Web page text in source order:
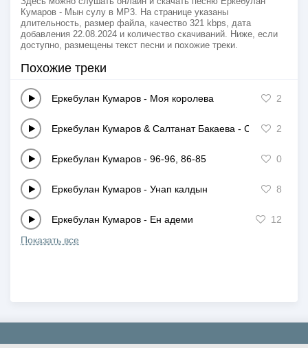
Кумаров - Мын сулу в MP3. На странице указаны
длительность, размер файла, качество 321 kbps, дата
добавления 22.08.2024 и количество скачиваний. Ниже, если
доступно, размещены текст песни и похожие треки.
Похожие треки
Еркебулан Кумаров - Моя королева 2
Еркебулан Кумаров & Салтанат Бакаева - Сеним 2
Еркебулан Кумаров - 96-96, 86-85 0
Еркебулан Кумаров - Унап калдын 8
Еркебулан Кумаров - Ен адеми
12
Показать все
Copyright © 2019-2026 NEWMP3.KZ. Все права защищены.